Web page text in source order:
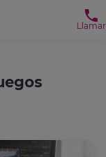
Llamar